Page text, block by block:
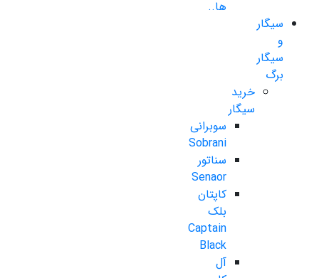
ها..
سیگار
و
سیگار
برگ
خرید
سیگار
سوبرانی
Sobrani
سناتور
Senaor
کاپتان
بلک
Captain
Black
آل